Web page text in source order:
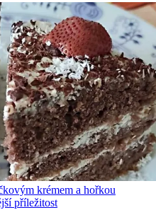
krémem a hořkou
příležitost